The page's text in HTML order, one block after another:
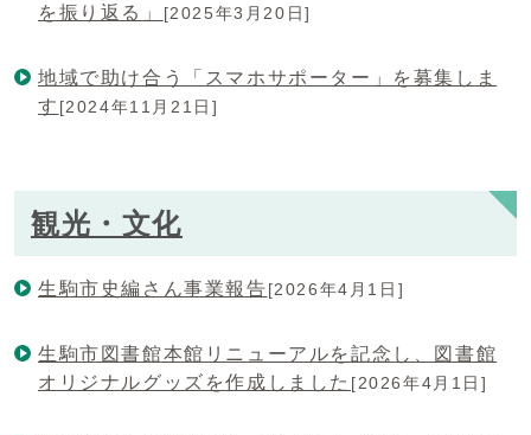
を振り返る」
[2025年3月20日]
地域で助け合う「スマホサポーター」を募集しま
す [2024年11月21日]
観光・文化
生駒市史編さん事業報告[2026年4月1日]
生駒市図書館本館リニューアルを記念し、図書館
オリジナルグッズを作成しました [2026年4月1日]